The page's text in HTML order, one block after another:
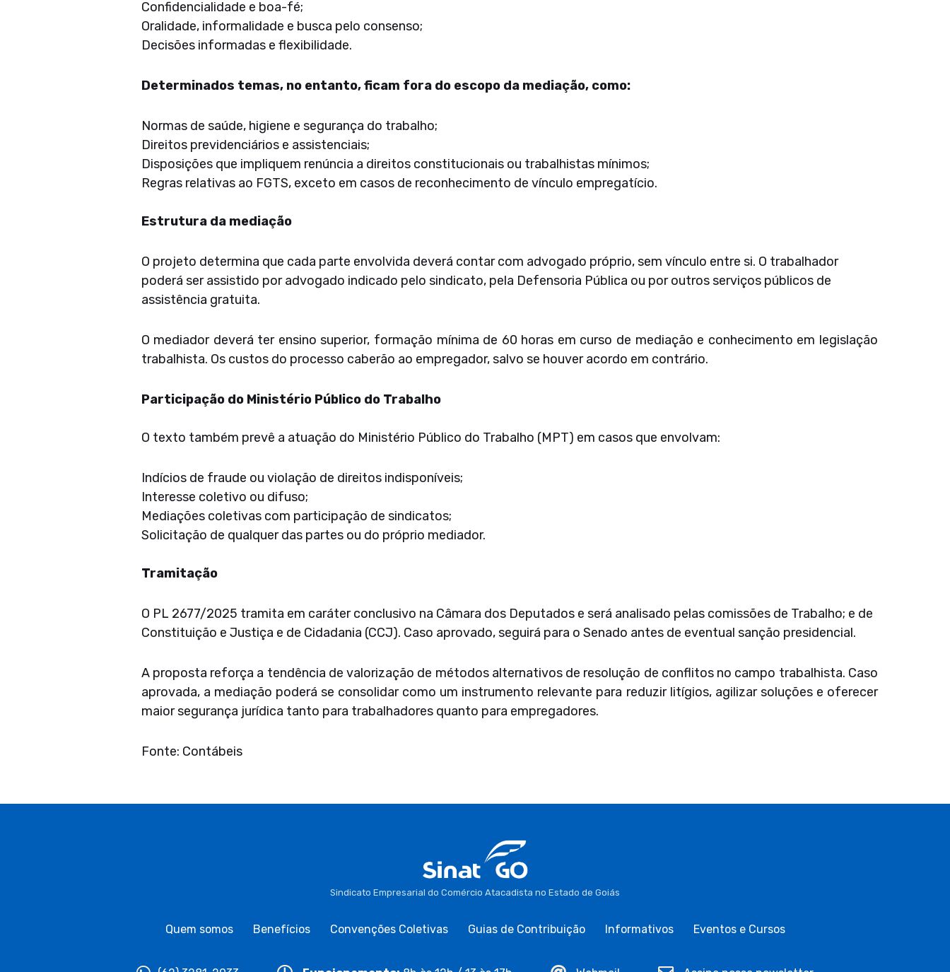
Confidencialidade e boa-fé;
Oralidade, informalidade e busca pelo consenso;
Decisões informadas e flexibilidade.
Determinados temas, no entanto, ficam fora do escopo da mediação, como:
Normas de saúde, higiene e segurança do trabalho;
Direitos previdenciários e assistenciais;
Disposições que impliquem renúncia a direitos constitucionais ou trabalhistas mínimos;
Regras relativas ao FGTS, exceto em casos de reconhecimento de vínculo empregatício.
Estrutura da mediação
O projeto determina que cada parte envolvida deverá contar com advogado próprio, sem vínculo entre si. O trabalhador
poderá ser assistido por advogado indicado pelo sindicato, pela Defensoria Pública ou por outros serviços públicos de
assistência gratuita.
O mediador deverá ter ensino superior, formação mínima de 60 horas em curso de mediação e conhecimento em legislação
trabalhista. Os custos do processo caberão ao empregador, salvo se houver acordo em contrário.
Participação do Ministério Público do Trabalho
O texto também prevê a atuação do Ministério Público do Trabalho (MPT) em casos que envolvam:
Indícios de fraude ou violação de direitos indisponíveis;
Interesse coletivo ou difuso;
Mediações coletivas com participação de sindicatos;
Solicitação de qualquer das partes ou do próprio mediador.
Tramitação
O PL 2677/2025 tramita em caráter conclusivo na Câmara dos Deputados e será analisado pelas comissões de Trabalho; e de
Constituição e Justiça e de Cidadania (CCJ). Caso aprovado, seguirá para o Senado antes de eventual sanção presidencial.
A proposta reforça a tendência de valorização de métodos alternativos de resolução de conflitos no campo trabalhista. Caso
aprovada, a mediação poderá se consolidar como um instrumento relevante para reduzir litígios, agilizar soluções e oferecer
maior segurança jurídica tanto para trabalhadores quanto para empregadores.
Fonte: Contábeis
Sindicato Empresarial do Comércio Atacadista no Estado de Goiás
Quem somos Benefícios Convenções Coletivas Guias de Contribuição Informativos Eventos e Cursos